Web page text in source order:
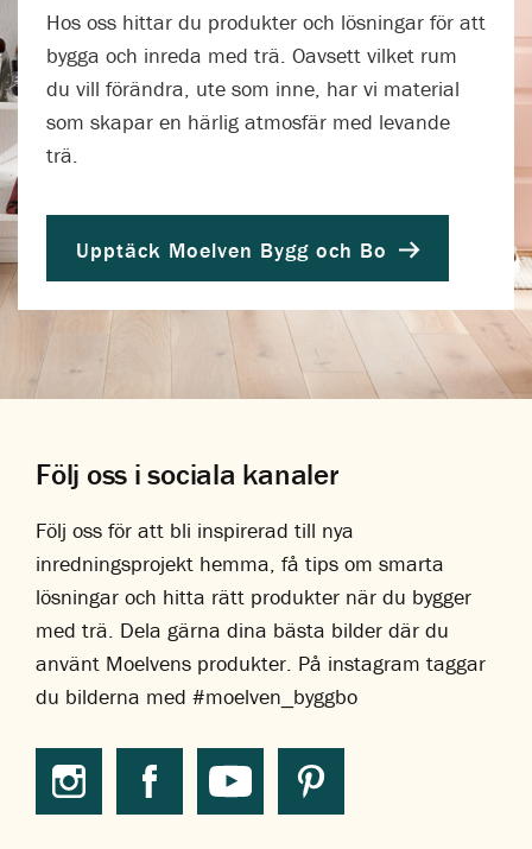
Hos oss hittar du produkter och lösningar för att
bygga och inreda med trä. Oavsett vilket rum
du vill förändra, ute som inne, har vi material
som skapar en härlig atmosfär med levande
trä.
Upptäck Moelven Bygg och Bo
Följ oss i sociala kanaler
Följ oss för att bli inspirerad till nya
inredningsprojekt hemma, få tips om smarta
lösningar och hitta rätt produkter när du bygger
med trä. Dela gärna dina bästa bilder där du
använt Moelvens produkter. På instagram taggar
du bilderna med #moelven_byggbo